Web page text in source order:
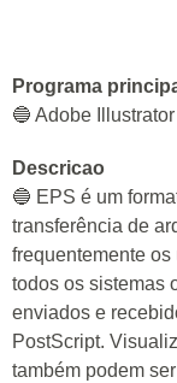
Programa
🔵 Adobe Illustrator
Descricao
🔵 EPS é um
transferência de
frequentemente
todos os sistemas
enviados e
PostScript.
também podem